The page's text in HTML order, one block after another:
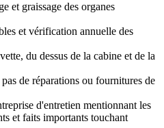
et graissage des organes
et vérification annuelle des
du dessus de la cabine et de la
de réparations ou fournitures de
d'entretien mentionnant les
et faits importants touchant